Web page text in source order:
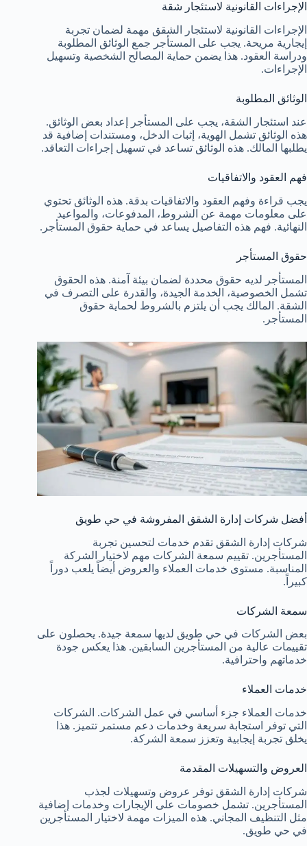
الإجراءات القانونية لاستئجار شقة
الإجراءات القانونية لاستئجار الشقق مهمة لضمان تجربة
إيجارية مريحة. يجب على المستأجر جمع الوثائق المطلوبة
ودراسة العقود. هذا يضمن حماية المصالح الشخصية وتسهيل
الإجراءات.
الوثائق المطلوبة
عند استئجار الشقة، يجب على المستأجر إعداد بعض الوثائق.
هذه الوثائق تشمل الهوية، إثبات الدخل، ومستندات إضافية قد
يطلبها المالك. هذه الوثائق تساعد في تسهيل إجراءات التعاقد.
فهم العقود والاتفاقيات
يجب قراءة وفهم العقود والاتفاقيات بدقة. هذه الوثائق تحتوي
على معلومات مهمة عن الشروط، المدفوعات، والمواعيد
النهائية. فهم هذه التفاصيل يساعد في حماية حقوق المستأجر.
حقوق المستأجر
المستأجر لديه حقوق محددة لضمان بيئة آمنة. هذه الحقوق
تشمل الخصوصية، الخدمة الجيدة، والقدرة على التصرف في
الشقة. المالك يجب أن يلتزم بالشروط لحماية حقوق
المستأجر.
أفضل شركات إدارة الشقق المفروشة في حي طويق
شركات إدارة الشقق تقدم خدمات لتحسين تجربة
المستأجرين. تقييم سمعة الشركات مهم لاختيار الشركة
المناسبة. مستوى خدمات العملاء والعروض أيضاً يلعب دوراً
كبيراً.
سمعة الشركات
بعض الشركات في حي طويق لديها سمعة جيدة. يحصلون على
تقييمات عالية من المستأجرين السابقين. هذا يعكس جودة
خدماتهم واحترافية.
خدمات العملاء
خدمات العملاء جزء أساسي في عمل الشركات. الشركات
التي توفر استجابة سريعة وخدمات دعم مستمر تتميز. هذا
يخلق تجربة إيجابية وتعزز سمعة الشركة.
العروض والتسهيلات المقدمة
شركات إدارة الشقق توفر عروض وتسهيلات لجذب
المستأجرين. تشمل خصومات على الإيجارات وخدمات إضافية
مثل التنظيف المجاني. هذه الميزات مهمة لاختيار المستأجرين
في حي طويق.